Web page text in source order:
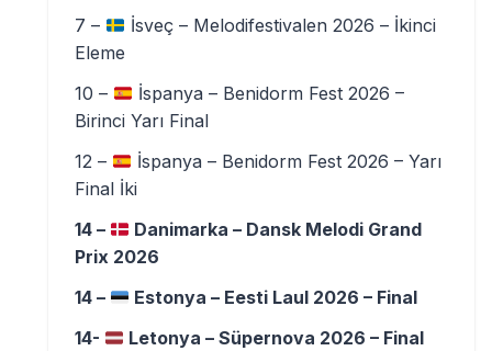
7 –
İsveç – Melodifestivalen 2026 – İkinci
Eleme
10 –
İspanya – Benidorm Fest 2026 –
Birinci Yarı Final
12 –
İspanya – Benidorm Fest 2026 – Yarı
Final İki
14 –
Danimarka – Dansk Melodi Grand
Prix 2026
14 –
Estonya – Eesti Laul 2026 – Final
14-
Letonya – Süpernova 2026 – Final